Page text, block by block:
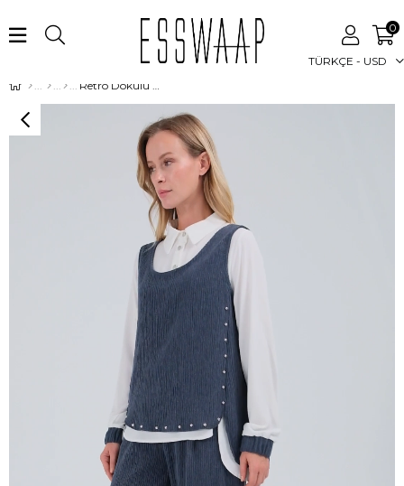
TÜRKÇE - USD
0
Retro Dokulu Üçlü Pantolonlu Takım İndigo